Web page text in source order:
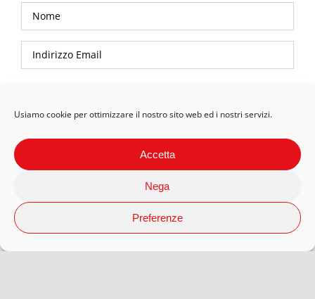
Usiamo cookie per ottimizzare il nostro sito web ed i nostri servizi.
Accetta
Nega
Preferenze